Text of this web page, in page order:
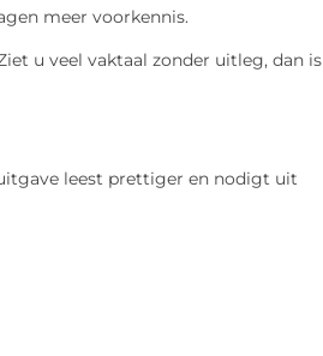
meer voorkennis.
u veel vaktaal zonder uitleg, dan is
leest prettiger en nodigt uit